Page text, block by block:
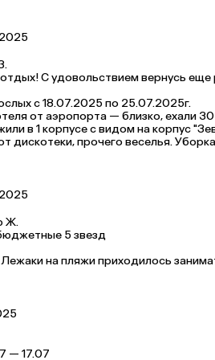
С удовольствием вернусь еще
с 18.07.2025 по 25.07.2025г.
от аэропорта — близко, ехали
в 1 корпусе с видом на корпус
дискотеки, прочего веселья.
отличное! Мясо
не успевали. Напитков
на каждом шагу.
отличная! Ребята просто молодцы!
аквааэробика, водное поло и
мы ходили с удовольствием.
бассейн, бассейн с горками. Мы
до которых мы даже не добрались.
Подходит для семейного
этот отель и сама вернусь снова!
Ж.
5 звезд
на пляжи приходилось
— 17.07